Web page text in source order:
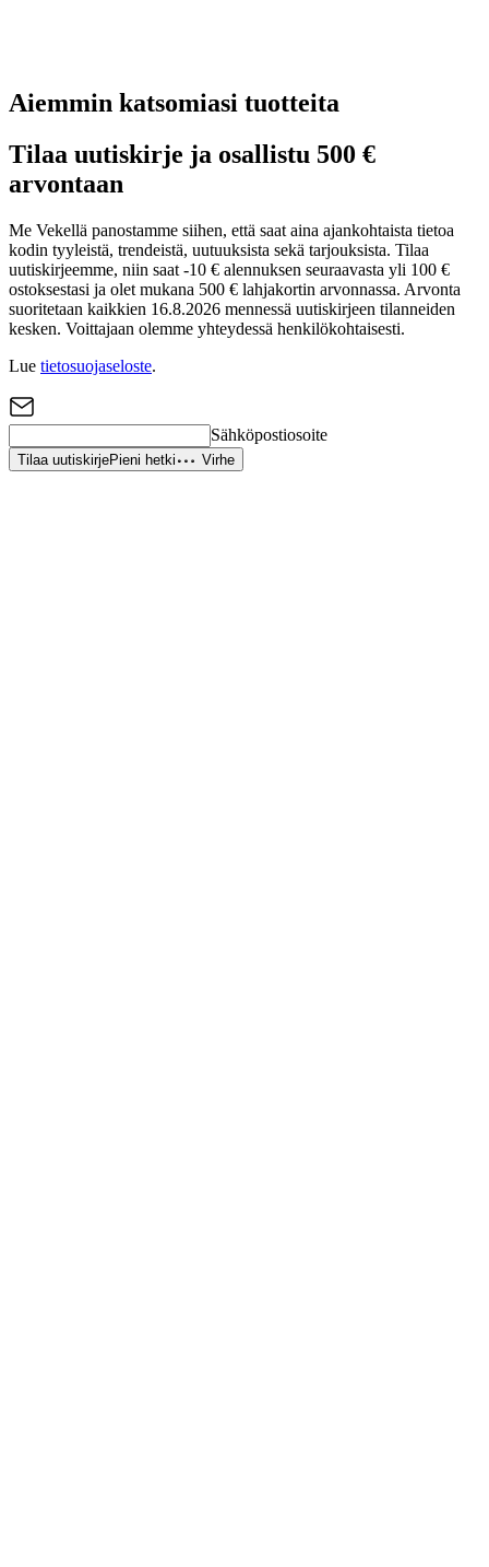
Aiemmin katsomiasi tuotteita
Tilaa uutiskirje ja osallistu 500 €
arvontaan
Me Vekellä panostamme siihen, että saat aina ajankohtaista tietoa
kodin tyyleistä, trendeistä, uutuuksista sekä tarjouksista. Tilaa
uutiskirjeemme, niin saat -10 € alennuksen seuraavasta yli 100 €
ostoksestasi ja olet mukana 500 € lahjakortin arvonnassa. Arvonta
suoritetaan kaikkien 16.8.2026 mennessä uutiskirjeen tilanneiden
kesken. Voittajaan olemme yhteydessä henkilökohtaisesti.
Lue tietosuojaseloste.
Sähköpostiosoite
Tilaa uutiskirjePieni hetki Virhe